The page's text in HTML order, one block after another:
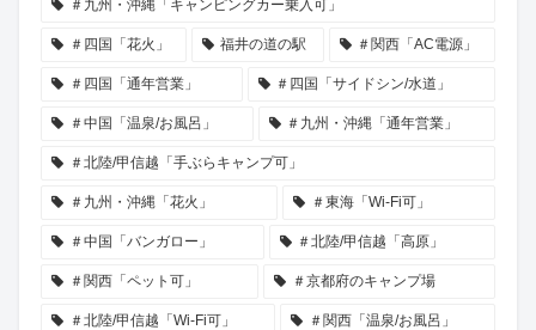
＃九州・沖縄「キャンピングカー乗入可」
＃四国「花火」 福井の道の駅 ＃関西「AC電源」
＃四国「通年営業」 ＃四国「サイドシン/水道」
＃中国「温泉/お風呂」 ＃九州・沖縄「通年営業」
＃北陸/甲信越「手ぶらキャンプ可」
＃九州・沖縄「花火」 ＃東海「Wi-Fi可」
＃中国「バンガロー」 ＃北陸/甲信越「高原」
＃関西「ペット可」 ＃京都府のキャンプ場
＃北陸/甲信越「Wi-Fi可」 ＃関西「温泉/お風呂」